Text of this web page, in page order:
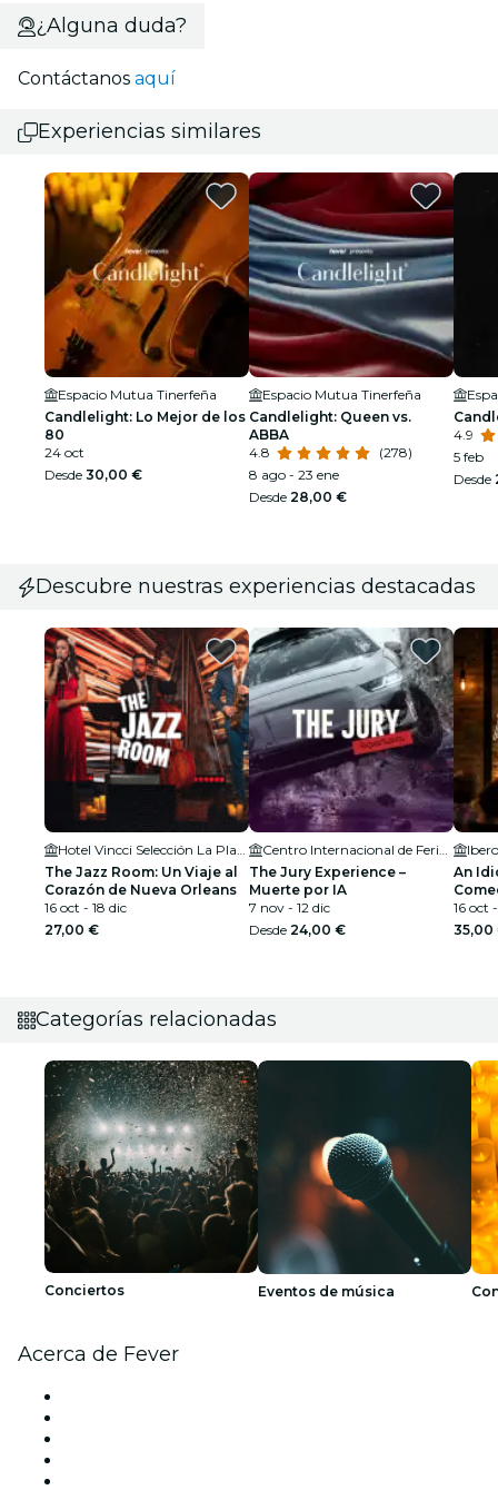
¿Alguna duda?
Contáctanos aquí
Experiencias similares
Espacio Mutua Tinerfeña
Candlelight: Lo Mejor de los
80
24 oct
Desde 30,00 €
Espacio Mutua Tinerfeña
Candlelight: Queen vs.
ABBA
4.8
(278)
8 ago - 23 ene
Desde 28,00 €
4.9
5 feb
Desde
Descubre nuestras experiencias destacadas
Hotel Vincci Selección La Plantación del Sur- Jazz Club
The Jazz Room: Un Viaje al
Corazón de Nueva Orleans
16 oct - 18 dic
27,00 €
Centro Internacional de Ferias y Congresos de Tenerife
The Jury Experience –
Muerte por IA
7 nov - 12 dic
Desde 24,00 €
An
16 oct
35,00
Categorías relacionadas
Conciertos Eventos de música
Acerca de Fever